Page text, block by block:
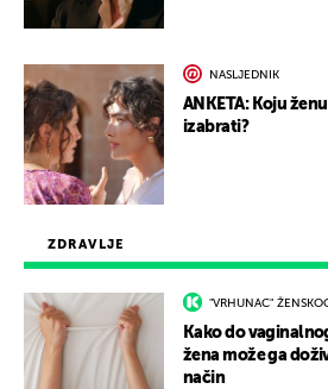
ZDRAVLJE
"VRHUNAC"
Kako do
žena može ga
način
NASLJEDNIK
ANKETA: Koju
izabrati?